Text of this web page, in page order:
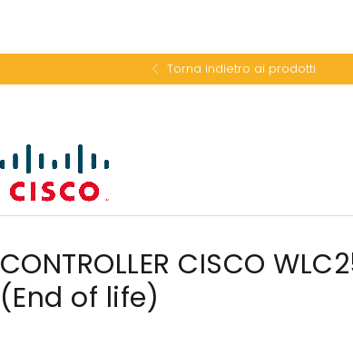
Torna indietro ai prodotti
CONTROLLER CISCO
(End of life)